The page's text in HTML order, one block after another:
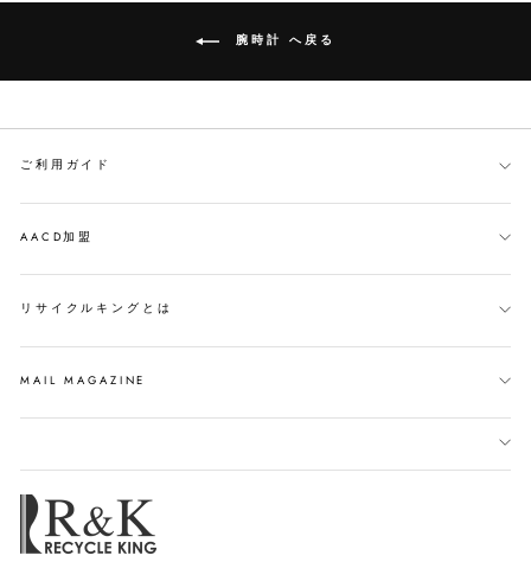
る
腕時計 へ戻る
ご利用ガイド
AACD加盟
リサイクルキングとは
MAIL MAGAZINE